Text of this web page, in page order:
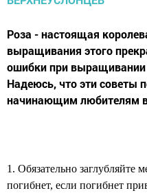
Роза - настоящая
выращивания этого
ошибки при выращивании
Надеюсь, что эти советы
начинающим любителям
1. Обязательно заглубляйте
погибнет, если погибнет